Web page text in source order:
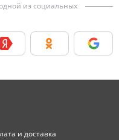
из социальных
и доставка